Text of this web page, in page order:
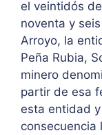
el veintidós
noventa y
Arroyo, la
Peña Rubia,
minero
partir de esa
esta entidad
consecuencia